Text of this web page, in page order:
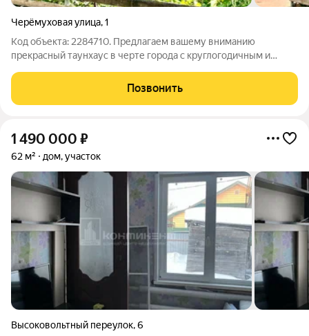
Черёмуховая улица,1
Код объекта: 2284710. Предлагаем вашему вниманию
прекрасный таунхаус в черте города с круглогодичным и
Кирпичный двухэтажный дом 129,3 м (жилая 82,6 м) по адресу
Позвонить
1 490 000 ₽
62 м² дом, участок
Высоковольтный переулок,6